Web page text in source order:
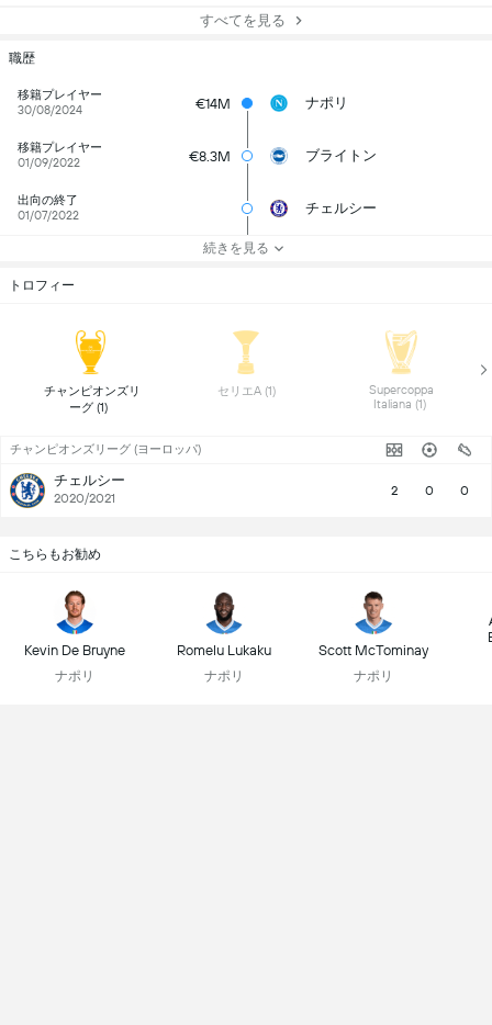
すべてを見る
職歴
移籍プレイヤー
30/08/2024
€14M ナポリ
移籍プレイヤー
01/09/2022
€8.3M ブライトン
出向の終了
01/07/2022
チェルシー
続きを見る
トロフィー
チャンピオンズリ
セリエA (1)
Supercoppa
チャンピオンズリーグ (ヨーロッパ)
チェルシー
2020/2021 2 0 0
こちらもお勧め
Kevin De Bruyne
ナポリ
Romelu Lukaku
ナポリ
Scott McTominay
ナポリ